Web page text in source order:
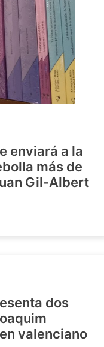
enviará a la
más de
Gil-Albert
dos
valenciano